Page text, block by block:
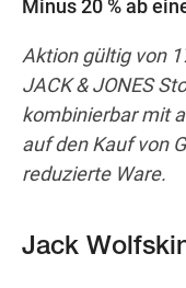
Minus 20 % ab
Aktion gültig von
JACK & JONES
kombinierbar mit
auf den Kauf von
reduzierte Ware.
Jack